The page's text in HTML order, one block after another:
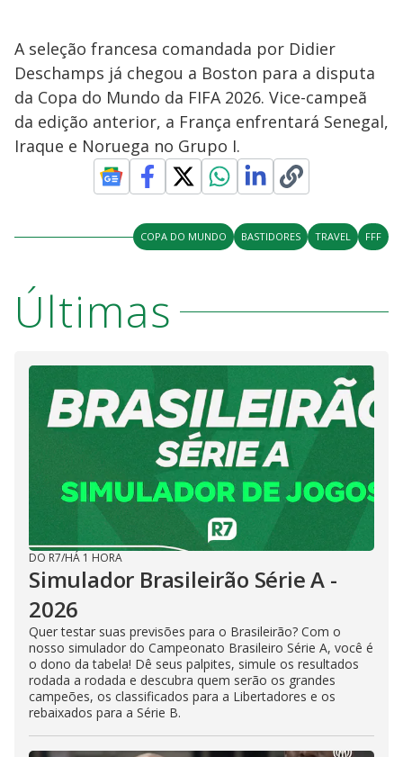
A seleção francesa comandada por Didier
Deschamps já chegou a Boston para a disputa
da Copa do Mundo da FIFA 2026. Vice-campeã
da edição anterior, a França enfrentará Senegal,
Iraque e Noruega no Grupo I.
COPA DO MUNDO BASTIDORES TRAVEL FFF
Últimas
DO R7/HÁ 1 HORA
Simulador Brasileirão Série A -
2026
Quer testar suas previsões para o Brasileirão? Com o
nosso simulador do Campeonato Brasileiro Série A, você é
o dono da tabela! Dê seus palpites, simule os resultados
rodada a rodada e descubra quem serão os grandes
campeões, os classificados para a Libertadores e os
rebaixados para a Série B.